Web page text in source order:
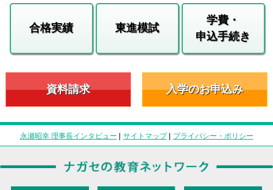
合格実績 東進模試
学費・
申込手続き
資料請求 入学のお申込み
永瀬昭幸 理事長インタビュー | サイトマップ| プライバシー・ポリシー